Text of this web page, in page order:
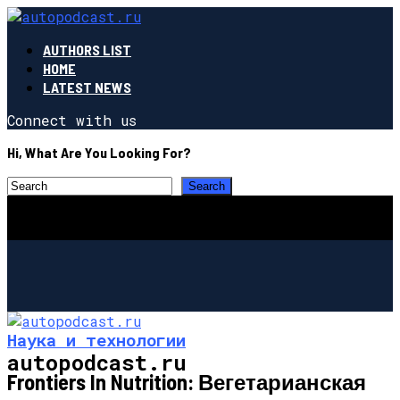
AUTHORS LIST
HOME
LATEST NEWS
Connect with us
Hi, What Are You Looking For?
autopodcast.ru
Наука и технологии
Frontiers In Nutrition: Вегетарианская